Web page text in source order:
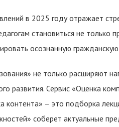
в 2025 году отражает
становиться не только
осознанную
не только расширяют
развития. Сервис «Оценка
контента» – это подборка
соберет актуальные